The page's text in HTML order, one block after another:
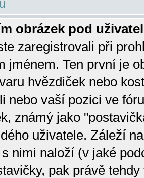
obrázek pod
zaregistrovali při
jménem. Ten první je
hvězdiček nebo
nebo vaší pozici ve
známý jako
uživatele. Záleží
nimi naloží (v jaké
pak právě